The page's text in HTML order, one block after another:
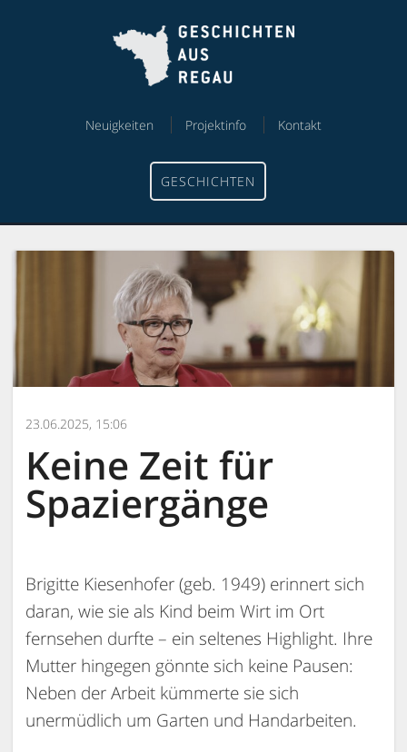
Neuigkeiten Projektinfo Kontakt
GESCHICHTEN
23.06.2025, 15:06
Keine Zeit für
Spaziergänge
Brigitte Kiesenhofer (geb. 1949) erinnert sich
daran, wie sie als Kind beim Wirt im Ort
fernsehen durfte – ein seltenes Highlight. Ihre
Mutter hingegen gönnte sich keine Pausen:
Neben der Arbeit kümmerte sie sich
unermüdlich um Garten und Handarbeiten.